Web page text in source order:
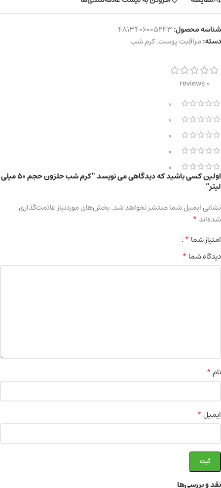
شناسه محصول:4813406005243
دسته:مراقبت پوست,کرم شب
0 reviews
0
0
0
0
0
نقد و بررسی‌ها
اولین کسی باشید که دیدگاهی می نویسد “کرم شب حلزون حجم ۵۰ میلی
لیتر”
نشانی ایمیل شما منتشر نخواهد شد.بخش‌های موردنیاز علامت‌گذاری
شده‌اند*
امتیاز شما*
دیدگاه شما*
نام*
ایمیل*